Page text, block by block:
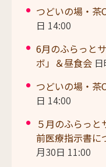
つどいの場・茶
日 14:00
6月のふらっと
ボ」＆昼食会日
つどいの場・茶
日 14:00
５月のふらっ
前医療指示書に
月30日 11:00